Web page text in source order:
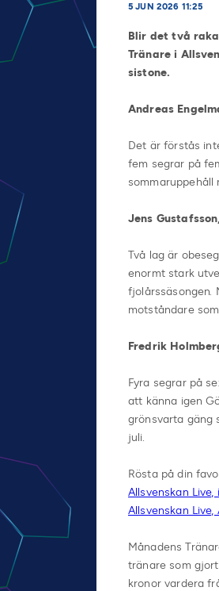
5 JUN 2026 11:25
Blir det två
Tränare i
sistone.
Andreas
Det är förstås
fem segrar på
Jens
Två lag är
enormt stark
fjolårssäsongen.
motståndare
Fredrik
Fyra segrar på
att känna igen
grönsvarta gäng
juli.
Rösta på din
Allsvenskan Live,
Allsvenskan Live,
Månadens
tränare som
kronor vardera